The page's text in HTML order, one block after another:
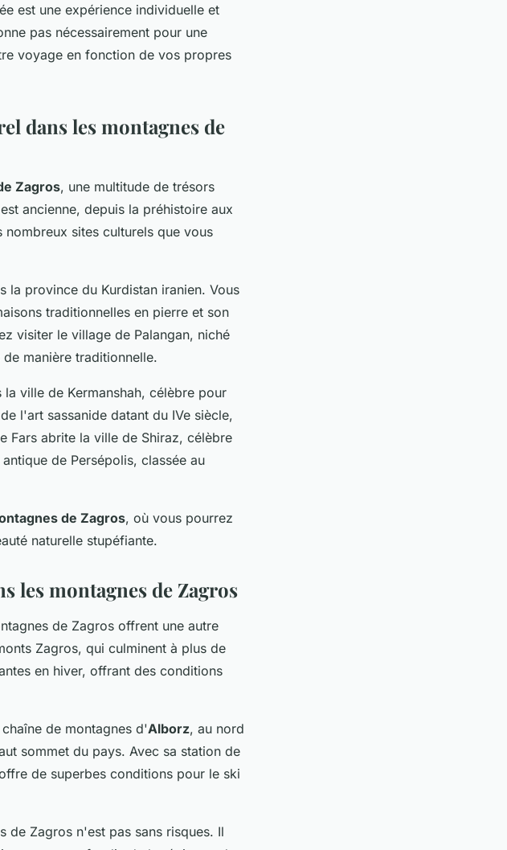
est une expérience individuelle et
pas nécessairement pour une
voyage en fonction de vos propres
dans les montagnes de
Zagros, une multitude de trésors
ancienne, depuis la préhistoire aux
sites culturels que vous
la province du Kurdistan iranien. Vous
traditionnelles en pierre et son
visiter le village de Palangan, niché
manière traditionnelle.
ville de Kermanshah, célèbre pour
l'art sassanide datant du IVe siècle,
Fars abrite la ville de Shiraz, célèbre
de Persépolis, classée au
de Zagros, où vous pourrez
naturelle stupéfiante.
les montagnes de Zagros
de Zagros offrent une autre
Zagros, qui culminent à plus de
en hiver, offrant des conditions
de montagnes d'Alborz, au nord
sommet du pays. Avec sa station de
de superbes conditions pour le ski
de Zagros n'est pas sans risques. Il